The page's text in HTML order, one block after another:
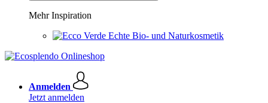
Mehr Inspiration
Echte Bio- und Naturkosmetik
Anmelden
Jetzt anmelden